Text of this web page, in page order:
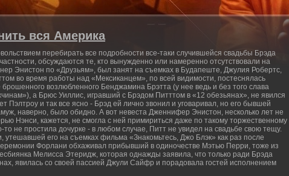
вся Америка
перебирать все подробности все-таки случившейся свадьбы Брэда
обсуждаются те, кто вынужденно или намеренно отсутствовали на
Энистон по «Друзьям», был занят на съемках в Будапеште, Джулия Робертс,
во время работы над «Мексиканцем», по всей видимости, постеснялась
брошенного возлюбленного Бенджамина Брэтта (у нее ведь и без того слава
а Брюс Уиллис, игравший с Брэдом Питттом в «12 обезьянах», не явился
Пэлтроу и так все ясно - Брэд ей лично звонил и уговаривал, но его бывшей
наверно, было обидно. А вот невеста Дженнифер Энистон, несколько лет не
Нэнси, кажется, не смогла с ней примириться даже по такому торжественному
не простила дочурке - в любом случае, Питт не увидел на свадьбе свою тещу.
утешавшей его на съемках фильма «Знакомьтесь, Джо Блэк» как раз после
Форлани обхаживал прибывший в одиночестве Мэтью Перри, тоже из
Мелисса Этеридж, которая однажды заявила, что только ради Брэда
явилась со своей пассией Джули Сайфр и порадовала гостей исполнением